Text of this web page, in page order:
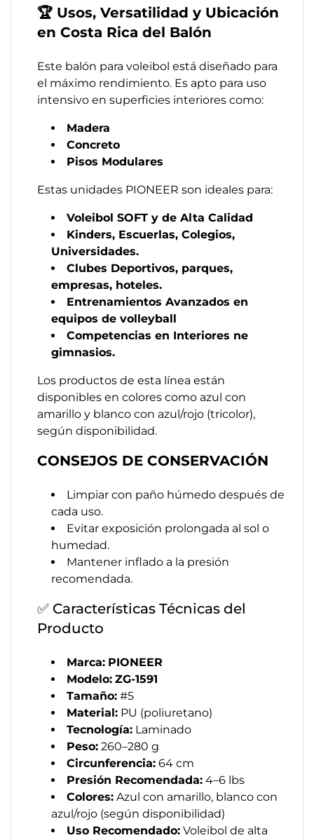
🏆 Usos, Versatilidad y Ubicación
en Costa Rica del Balón
Este balón para voleibol está diseñado para
el máximo rendimiento. Es apto para uso
intensivo en superficies interiores como:
Madera
Concreto
Pisos Modulares
Estas unidades PIONEER son ideales para:
Voleibol SOFT y de Alta Calidad
Kinders, Escuerlas, Colegios,
Universidades.
Clubes Deportivos, parques,
empresas, hoteles.
Entrenamientos Avanzados en
equipos de volleyball
Competencias en Interiores ne
gimnasios.
Los productos de esta línea están
disponibles en colores como azul con
amarillo y blanco con azul/rojo (tricolor),
según disponibilidad.
CONSEJOS DE CONSERVACIÓN
Limpiar con paño húmedo después de
cada uso.
Evitar exposición prolongada al sol o
humedad.
Mantener inflado a la presión
recomendada.
✅ Características Técnicas del
Producto
Marca: PIONEER
Modelo: ZG-1591
Tamaño: #5
Material: PU (poliuretano)
Tecnología: Laminado
Peso: 260–280 g
Circunferencia: 64 cm
Presión Recomendada: 4–6 lbs
Colores: Azul con amarillo, blanco con
azul/rojo (según disponibilidad)
Uso Recomendado: Voleibol de alta